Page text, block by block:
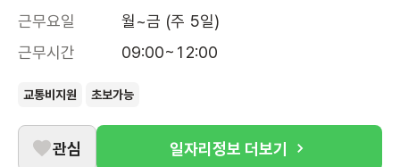
근무요일
월~금 (주 5일)
근무시간
09:00~12:00
교통비지원 초보가능
관심 일자리정보 더보기